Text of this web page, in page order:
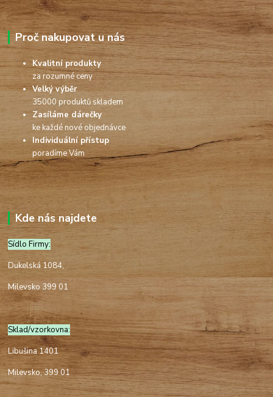
Proč nakupovat u nás
Kvalitní produkty
za rozumné ceny
Velký výběr
35000 produktů skladem
Zasíláme dárečky
ke každé nové objednávce
Individuální přístup
poradíme Vám
Kde nás najdete
Sídlo Firmy:
Dukelská 1084,
Milevsko 399 01
Sklad/vzorkovna:
Libušina 1401
Milevsko, 399 01